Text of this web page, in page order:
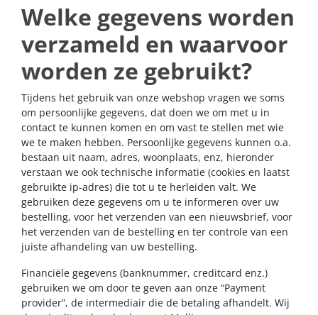
Welke gegevens worden
verzameld en waarvoor
worden ze gebruikt?
Tijdens het gebruik van onze webshop vragen we soms
om persoonlijke gegevens, dat doen we om met u in
contact te kunnen komen en om vast te stellen met wie
we te maken hebben. Persoonlijke gegevens kunnen o.a.
bestaan uit naam, adres, woonplaats, enz, hieronder
verstaan we ook technische informatie (cookies en laatst
gebruikte ip-adres) die tot u te herleiden valt. We
gebruiken deze gegevens om u te informeren over uw
bestelling, voor het verzenden van een nieuwsbrief, voor
het verzenden van de bestelling en ter controle van een
juiste afhandeling van uw bestelling.
Financiële gegevens (banknummer, creditcard enz.)
gebruiken we om door te geven aan onze “Payment
provider”, de intermediair die de betaling afhandelt. Wij